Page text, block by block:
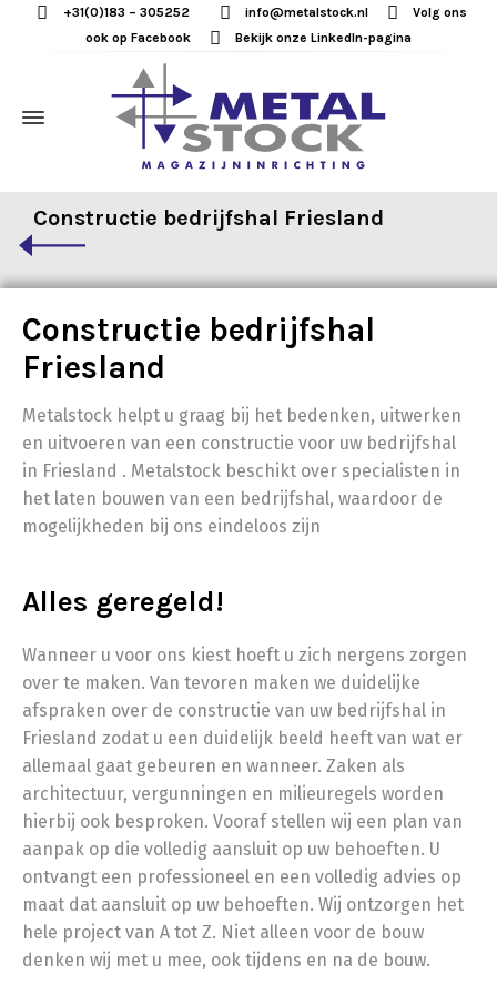
+31(0)183 – 305252 info@metalstock.nl
Volg ons
ook op Facebook
Bekijk onze LinkedIn-pagina
Constructie bedrijfshal Friesland
Constructie bedrijfshal
Friesland
Metalstock helpt u graag bij het bedenken, uitwerken
en uitvoeren van een constructie voor uw bedrijfshal
in Friesland . Metalstock beschikt over specialisten in
het laten bouwen van een bedrijfshal, waardoor de
mogelijkheden bij ons eindeloos zijn
Alles geregeld!
Wanneer u voor ons kiest hoeft u zich nergens zorgen
over te maken. Van tevoren maken we duidelijke
afspraken over de constructie van uw bedrijfshal in
Friesland zodat u een duidelijk beeld heeft van wat er
allemaal gaat gebeuren en wanneer. Zaken als
architectuur, vergunningen en milieuregels worden
hierbij ook besproken. Vooraf stellen wij een plan van
aanpak op die volledig aansluit op uw behoeften. U
ontvangt een professioneel en een volledig advies op
maat dat aansluit op uw behoeften. Wij ontzorgen het
hele project van A tot Z. Niet alleen voor de bouw
denken wij met u mee, ook tijdens en na de bouw.